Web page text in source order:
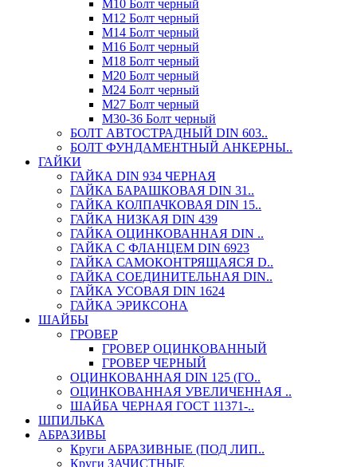
М10 Болт черный
М12 Болт черный
М14 Болт черный
М16 Болт черный
М18 Болт черный
М20 Болт черный
М24 Болт черный
М27 Болт черный
М30-36 Болт черный
БОЛТ АВТОСТРАДНЫЙ DIN 603..
БОЛТ ФУНДАМЕНТНЫЙ АНКЕРНЫ..
ГАЙКИ
ГАЙКА DIN 934 ЧЕРНАЯ
ГАЙКА БАРАШКОВАЯ DIN 31..
ГАЙКА КОЛПАЧКОВАЯ DIN 15..
ГАЙКА НИЗКАЯ DIN 439
ГАЙКА ОЦИНКОВАННАЯ DIN ..
ГАЙКА С ФЛАНЦЕМ DIN 6923
ГАЙКА САМОКОНТРЯЩАЯСЯ D..
ГАЙКА СОЕДИНИТЕЛЬНАЯ DIN..
ГАЙКА УСОВАЯ DIN 1624
ГАЙКА ЭРИКСОНА
ШАЙБЫ
ГРОВЕР
ГРОВЕР ОЦИНКОВАННЫЙ
ГРОВЕР ЧЕРНЫЙ
ОЦИНКОВАННАЯ DIN 125 (ГО..
ОЦИНКОВАННАЯ УВЕЛИЧЕННАЯ ..
ШАЙБА ЧЕРНАЯ ГОСТ 11371-..
ШПИЛЬКА
АБРАЗИВЫ
Круги АБРАЗИВНЫЕ (ПОД ЛИП..
Круги ЗАЧИСТНЫЕ